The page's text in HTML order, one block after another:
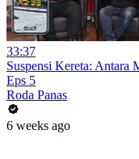
33:37
Suspensi Kereta: Antara
Eps 5
Roda Panas
6 weeks ago